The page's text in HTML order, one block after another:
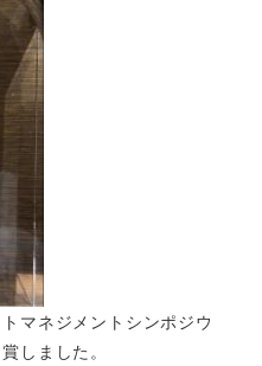
マネジメントシンポジウ
しました。